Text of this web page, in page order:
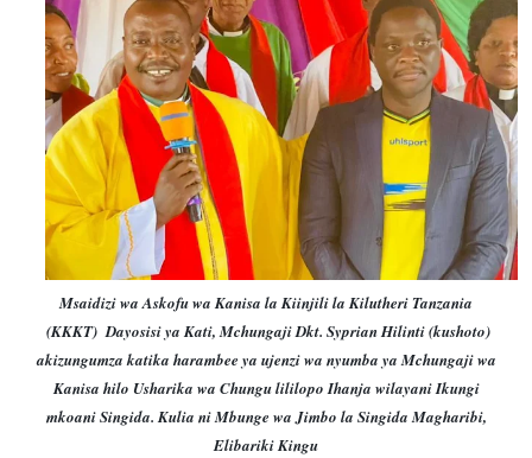
Nilitafuta Mtoto Kwa Zaidi Ya Miaka
Zawadi -Aug 06 2026
DKT. SIMBEYE AWATAKA WAKUU WA VYUO
Alex Sonna-Aug 06 2026
Msaidizi wa Askofu wa Kanisa la Kiinjili la Kilutheri Tanzania
(KKKT) Dayosisi ya Kati, Mchungaji Dkt. Syprian Hilinti (kushoto)
akizungumza katika harambee ya ujenzi wa nyumba ya Mchungaji wa
Kanisa hilo Usharika wa Chungu lililopo Ihanja wilayani Ikungi
mkoani Singida. Kulia ni Mbunge wa Jimbo la Singida Magharibi,
Elibariki Kingu